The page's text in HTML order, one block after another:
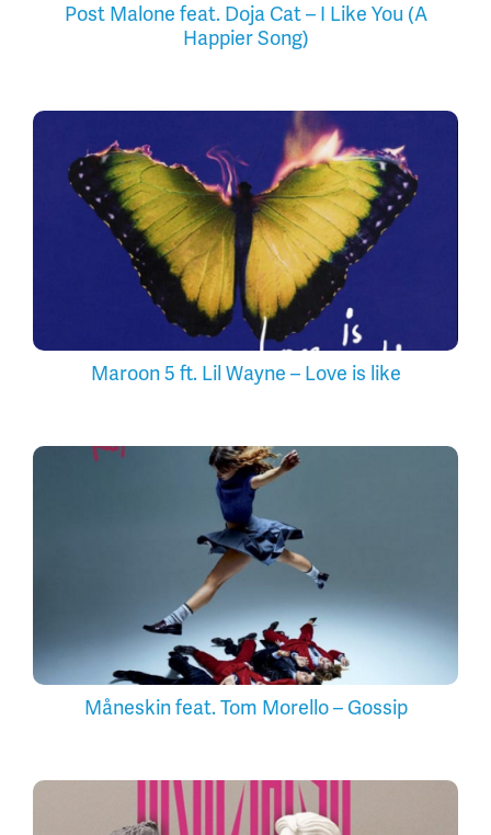
Post Malone feat. Doja Cat – I Like You (A
Happier Song)
Maroon 5 ft. Lil Wayne – Love is like
Måneskin feat. Tom Morello – Gossip